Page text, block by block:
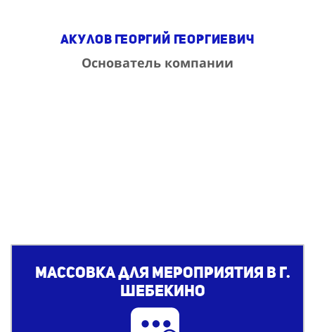
Акулов Георгий Георгиевич
Основатель компании
Массовка для мероприятия в г.
Шебекино